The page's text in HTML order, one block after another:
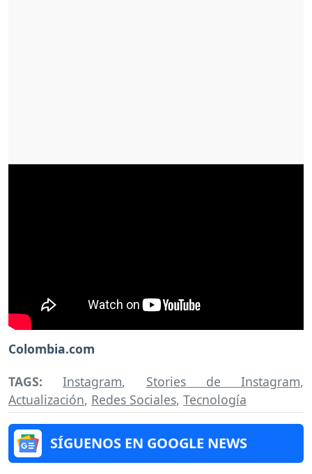
Colombia.com
TAGS:Instagram, Stories de Instagram,
Actualización, Redes Sociales, Tecnología
SÍGUENOS EN GOOGLE NEWS